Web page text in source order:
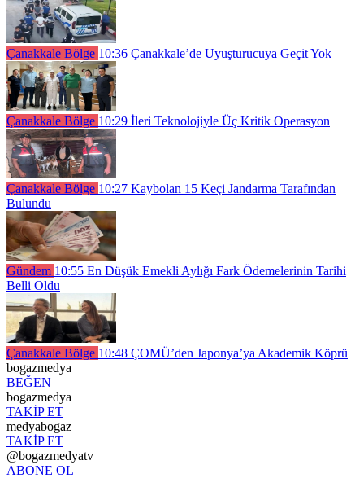
Çanakkale Bölge 10:36 Çanakkale’de Uyuşturucuya Geçit Yok
Çanakkale Bölge 10:29 İleri Teknolojiyle Üç Kritik Operasyon
Çanakkale Bölge 10:27 Kaybolan 15 Keçi Jandarma Tarafından
Bulundu
Gündem 10:55 En Düşük Emekli Aylığı Fark Ödemelerinin Tarihi
Belli Oldu
Çanakkale Bölge 10:48 ÇOMÜ’den Japonya’ya Akademik Köprü
bogazmedya
BEĞEN
bogazmedya
TAKİP ET
medyabogaz
TAKİP ET
@bogazmedyatv
ABONE OL